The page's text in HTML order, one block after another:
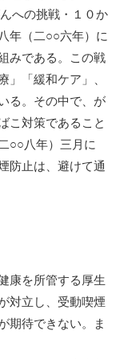
への挑戦・１０か
年（二○○六年）に
みである。この戦
」「緩和ケア」、
る。その中で、が
こ対策であること
○○八年）三月に
防止は、避けて通
康を所管する厚生
対立し、受動喫煙
期待できない。ま